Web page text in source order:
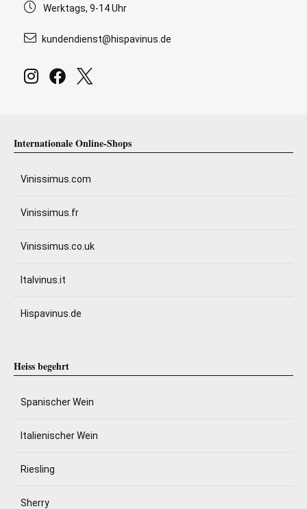
Werktags, 9-14 Uhr
kundendienst@hispavinus.de
Internationale Online-Shops
Vinissimus.com
Vinissimus.fr
Vinissimus.co.uk
Italvinus.it
Hispavinus.de
Heiss begehrt
Spanischer Wein
Italienischer Wein
Riesling
Sherry